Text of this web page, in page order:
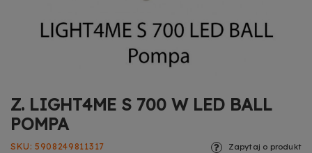
Z. LIGHT4ME S 700 W LED BALL
POMPA
SKU 5908249811317 Zapytaj o produkt